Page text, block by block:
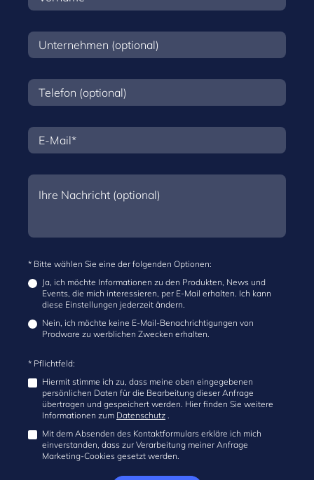
* Bitte wählen Sie eine der folgenden Optionen:
Ja, ich möchte Informationen zu den Produkten, News und
Events, die mich interessieren, per E-Mail erhalten. Ich kann
diese Einstellungen jederzeit ändern.
Nein, ich möchte keine E-Mail-Benachrichtigungen von
Prodware zu werblichen Zwecken erhalten.
* Pflichtfeld:
Hiermit stimme ich zu, dass meine oben eingegebenen
persönlichen Daten für die Bearbeitung dieser Anfrage
übertragen und gespeichert werden. Hier finden Sie weitere
Informationen zum Datenschutz .
Mit dem Absenden des Kontaktformulars erkläre ich mich
einverstanden, dass zur Verarbeitung meiner Anfrage
Marketing-Cookies gesetzt werden.